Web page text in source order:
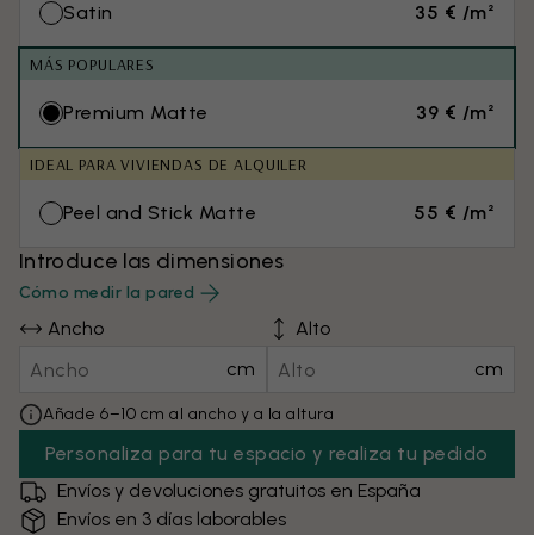
Satin 35 € /m²
MÁS POPULARES
Premium Matte 39 € /m²
IDEAL PARA VIVIENDAS DE ALQUILER
Peel and Stick Matte 55 € /m²
Introduce las dimensiones
Cómo medir la pared
Ancho
cm
Alto
cm
Añade 6–10 cm al ancho y a la altura
Personaliza para tu espacio y realiza tu pedido
Envíos y devoluciones gratuitos en España
Envíos en 3 días laborables